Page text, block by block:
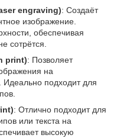
engraving): Создаёт
изображение.
обеспечивая
сотрётся.
print): Позволяет
на
Идеально подходит для
: Отлично подходит для
или текста на
высокую